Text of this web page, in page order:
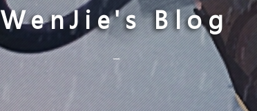
WenJie's Blog